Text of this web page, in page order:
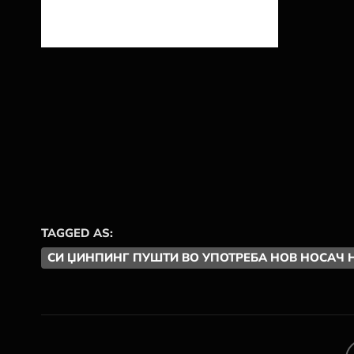
TAGGED AS:
СИ ЏИНПИНГ ПУШТИ ВО УПОТРЕБА НОВ НОСАЧ